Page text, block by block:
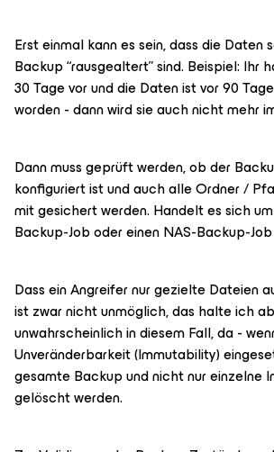
Erst einmal kann es sein, dass die Daten
Backup “rausgealtert” sind. Beispiel: Ihr
30 Tage vor und die Daten ist vor 90
worden - dann wird sie auch nicht mehr
Dann muss geprüft werden, ob der
konfiguriert ist und auch alle Ordner /
mit gesichert werden. Handelt es sich
Backup-Job oder einen NAS-Backup-
Dass ein Angreifer nur gezielte Dateien
ist zwar nicht unmöglich, das halte ich
unwahrscheinlich in diesem Fall, da -
Unveränderbarkeit (Immutability)
gesamte Backup und nicht nur einzelne
gelöscht werden.